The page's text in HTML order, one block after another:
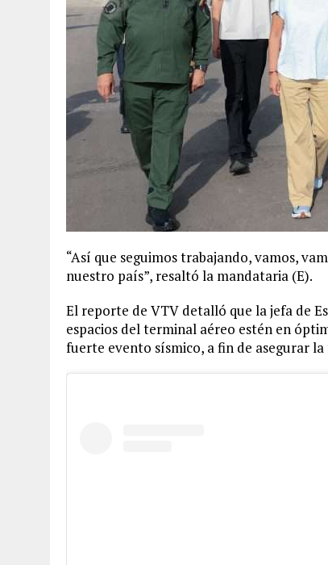
“Así que seguimos trabajando, vamos,
nuestro país”, resaltó la mandataria (E).
El reporte de VTV detalló que la jefa de
espacios del terminal aéreo estén en
fuerte evento sísmico, a fin de asegurar